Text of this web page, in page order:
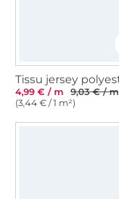
4,99 € / m
9,03 € / m
(3,44 € / 1 m²)